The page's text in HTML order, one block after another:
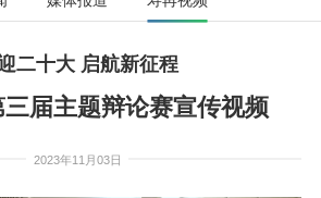
二十大 启航新征程
届主题辩论赛宣传视频
2023年11月03日